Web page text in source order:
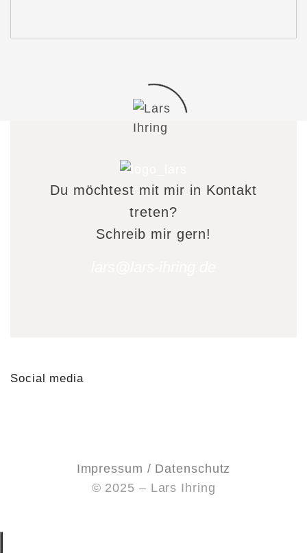
Du möchtest mit mir in Kontakt
treten?
Schreib mir gern!
Social media
Impressum / Datenschutz
© 2025 – Lars Ihring